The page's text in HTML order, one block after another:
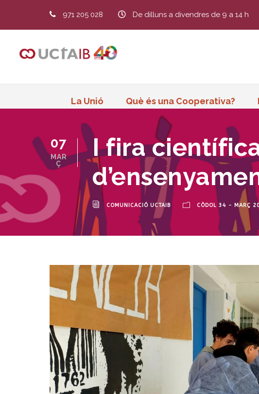
971 205 028 De dilluns a divendres de 9 a 14 h
La Unió Què és una Cooperativa?
07
MAR
Ç
I fira
COMUNICACIÓ UCTAIB CÒDOL 34 - MARÇ